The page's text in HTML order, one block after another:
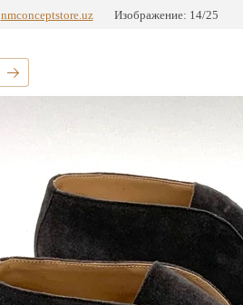
nmconceptstore.uz Изображение: 14/25